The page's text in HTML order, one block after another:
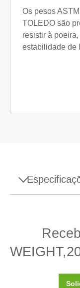
Os pesos
TOLEDO são
resistir à
estabilidade de
Densidade ρ
Suscetibilidade X